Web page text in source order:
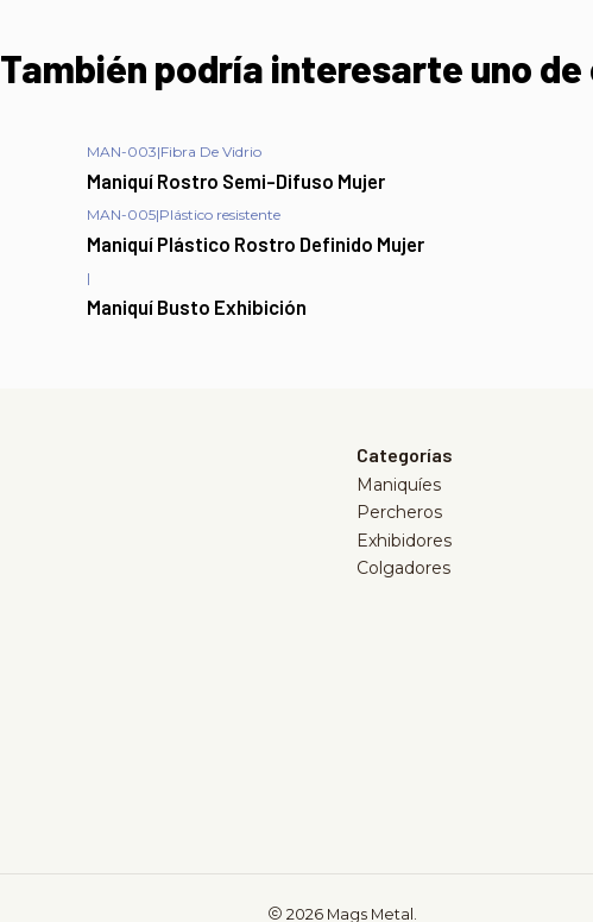
También podría interesarte uno
MAN-003|Fibra De Vidrio
Maniquí Rostro Semi-Difuso Mujer
MAN-005|Plástico resistente
Maniquí Plástico Rostro Definido Mujer
|
Maniquí Busto Exhibición
Categorías
Maniquíes
Percheros
Exhibidores
Colgadores
2026 Mags Metal.